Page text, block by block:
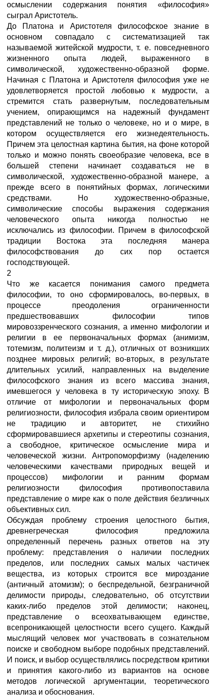
осмыслении содержания понятия «философия»
сыграл Аристотель.
До Платона и Аристотеля философское знание в
основном совпадало с систематизацией так
называемой житейской мудрости, т. е. повседневного
жизненного опыта людей, выраженного в
символической, художественно-образной форме.
Начиная с Платона и Аристотеля философия уже не
удовлетворяется простой любовью к мудрости, а
стремится стать развернутым, последовательным
учением, опирающимся на надежный фундамент
представлений не только о человеке, но и о мире, в
котором осуществляется его жизнедеятельность.
Причем эта целостная картина бытия, на фоне которой
только и можно понять своеобразие человека, все в
большей степени начинает создаваться не в
символической, художественно-образной манере, а
прежде всего в понятийных формах, логическими
средствами. Но художественно-образные,
символические способы выражения содержания
человеческого опыта никогда полностью не
исключались из философии. Причем в философской
традиции Востока эта последняя манера
философствования до сих пор остается
господствующей.
2
Что же касается понимания самого предмета
философии, то оно сформировалось, во-первых, в
процессе преодоления ограниченности
предшествовавших философии типов
мировоззренческого сознания, а именно мифологии и
религии в ее первоначальных формах (анимизм,
тотемизм, политеизм и т. д.), отличных от возникших
позднее мировых религий; во-вторых, в результате
длительных усилий, направленных на выделение
философского знания из всего массива знания,
имевшегося у человека в ту историческую эпоху. В
отличие от мифологии и первоначальных форм
религиозности, философия избрала своим ориентиром
не традицию и авторитет, не стихийно
сформировавшиеся архетипы и стереотипы сознания,
а свободное, критическое осмысление мира и
человеческой жизни. Антропоморфизму (наделению
человеческими качествами природных вещей и
процессов) мифологии и ранним формам
религиозности философия противопоставила
представление о мире как о поле действия безличных
объективных сил.
Обсуждая проблему строения целостного бытия,
древнегреческая философия предложила
определенный перечень разных ответов на эту
проблему: представления о наличии последних
пределов, или последних самых малых частичек
вещества, из которых строится все мироздание
(античный атомизм); о беспредельной, безграничной
делимости природы, следовательно, об отсутствии
каких-либо пределов этой делимости; наконец,
представление о всеохватывающем единстве,
всепроникающей целостности всего сущего. Каждый
мыслящий человек мог участвовать в сознательном
поиске и свободном выборе подобных представлений.
И поиск, и выбор осуществлялись посредством критики
и принятия какого-либо из вариантов на основе
методов логической аргументации, теоретического
анализа и обоснования.